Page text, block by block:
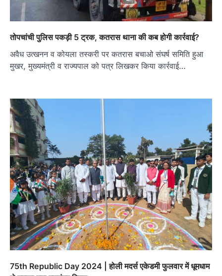
तोपचांची पुलिस पकड़ी 5 ट्रक, कतरास थाना की कब होगी कार्रवाई?
अवैध उत्खनन व कोयला तस्करी पर कतरास बचाओ संघर्ष समिति हुआ
मुखर, मुख्‍यमंत्री व राज्यपाल को पत्र लिखकर किया कार्रवाई…
75th Republic Day 2024 | होली मदर्स एकेडमी फुलवार में धूमधाम